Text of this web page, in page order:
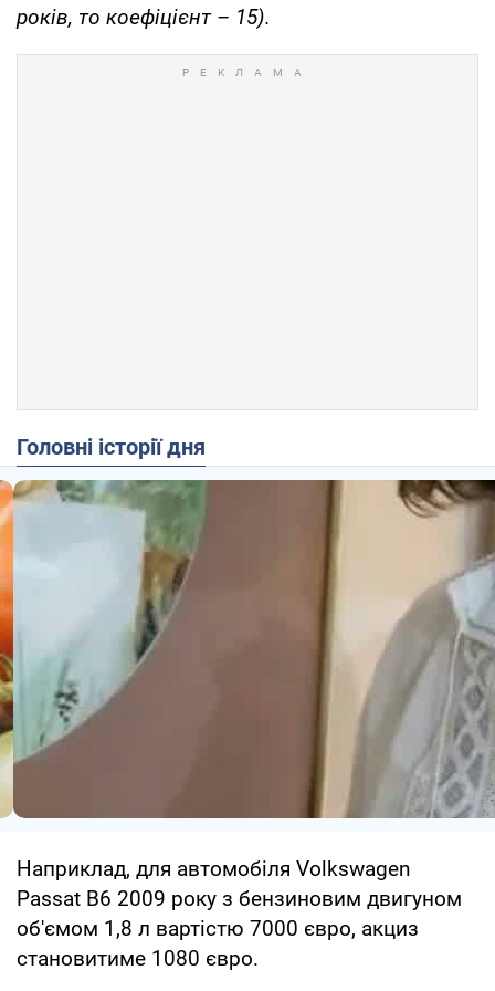
років, то коефіцієнт – 15).
Головні історії дня
Наприклад, для автомобіля Volkswagen
Passat B6 2009 року з бензиновим двигуном
об'ємом 1,8 л вартістю 7000 євро, акциз
становитиме 1080 євро.